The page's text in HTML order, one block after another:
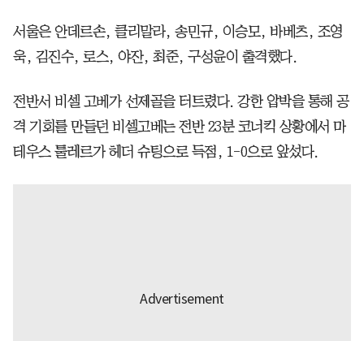
서울은 안데르손, 클리말라, 송민규, 이승모, 바베츠, 조영
욱, 김진수, 로스, 야잔, 최준, 구성윤이 출격했다.
전반서 비셀 고베가 선제골을 터트렸다. 강한 압박을 통해 공
격 기회를 만들던 비셀고베는 전반 23분 코너킥 상황에서 마
테우스 툴레르가 헤더 슈팅으로 득점, 1-0으로 앞섰다.